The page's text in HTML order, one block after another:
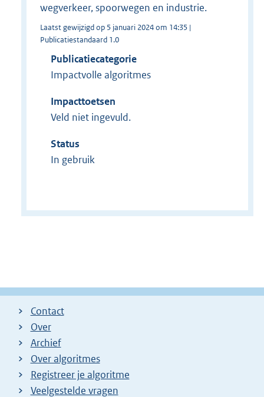
wegverkeer, spoorwegen en industrie.
Laatst gewijzigd op 5 januari 2024 om 14:35 |
Publicatiestandaard 1.0
Publicatiecategorie
Impactvolle algoritmes
Impacttoetsen
Veld niet ingevuld.
Status
In gebruik
Contact
Over
Archief
Over algoritmes
Registreer je algoritme
Veelgestelde vragen